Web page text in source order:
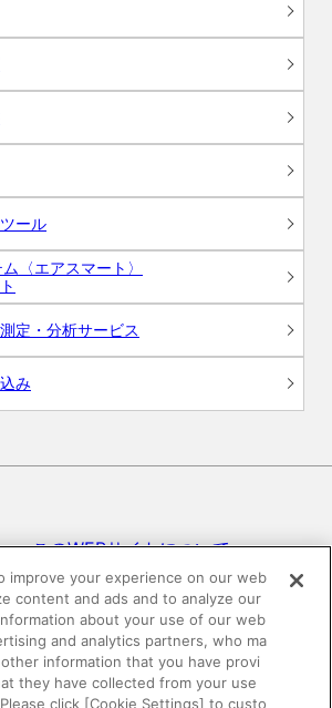
ール
〈エアスマート〉
定・分析サービス
み
このWEBサイトについて
ライバシーポリシー
ガイドライン サイトマップ
improve your experience on our web
content and ads and to analyze our
about your use of our web
and analytics partners, who ma
information that you have provi
they have collected from your use
click [Cookie Settings] to custo